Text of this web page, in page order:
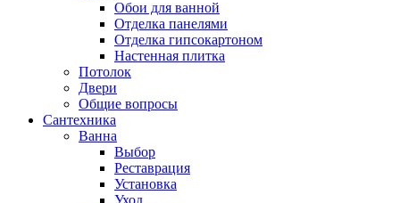
Обои для ванной
Отделка панелями
Отделка гипсокартоном
Настенная плитка
Потолок
Двери
Общие вопросы
Сантехника
Ванна
Выбор
Реставрация
Установка
Уход